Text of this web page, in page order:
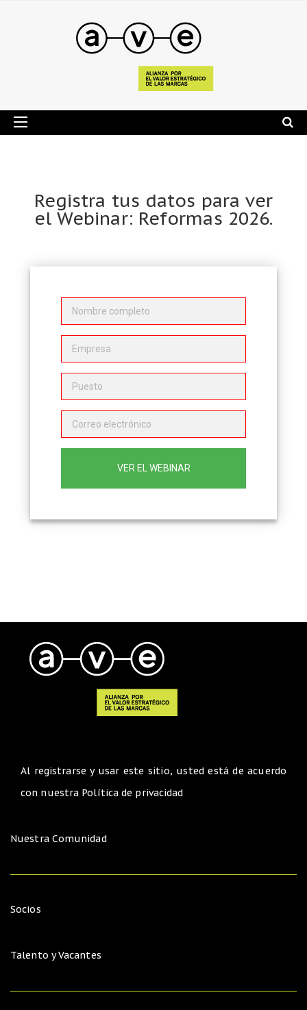
Registra tus datos para ver
el Webinar: Reformas 2026.
VER EL WEBINAR
Al registrarse y usar este sitio, usted está de acuerdo
con nuestra Política de privacidad
Nuestra Comunidad
Socios
Talento y Vacantes